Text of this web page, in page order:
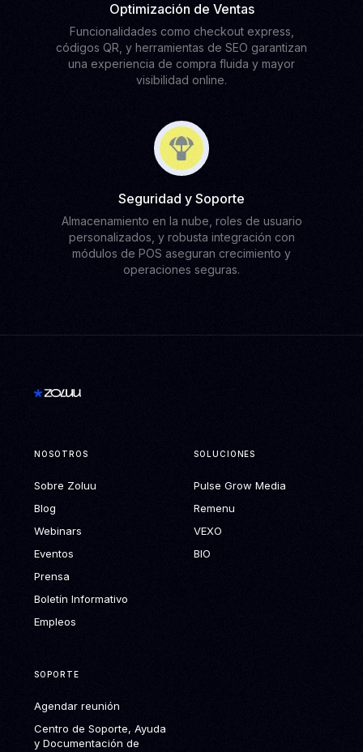
Optimización de Ventas
Funcionalidades como checkout express,
códigos QR, y herramientas de SEO garantizan
una experiencia de compra fluida y mayor
visibilidad online.
Seguridad y Soporte
Almacenamiento en la nube, roles de usuario
personalizados, y robusta integración con
módulos de POS aseguran crecimiento y
operaciones seguras.
NOSOTROS
Sobre Zoluu
Blog
Webinars
Eventos
Prensa
Boletín Informativo
Empleos
SOLUCIONES
Pulse Grow Media
Remenu
VEXO
BIO
SOPORTE
Agendar reunión
Centro de Soporte, Ayuda
y Documentación de